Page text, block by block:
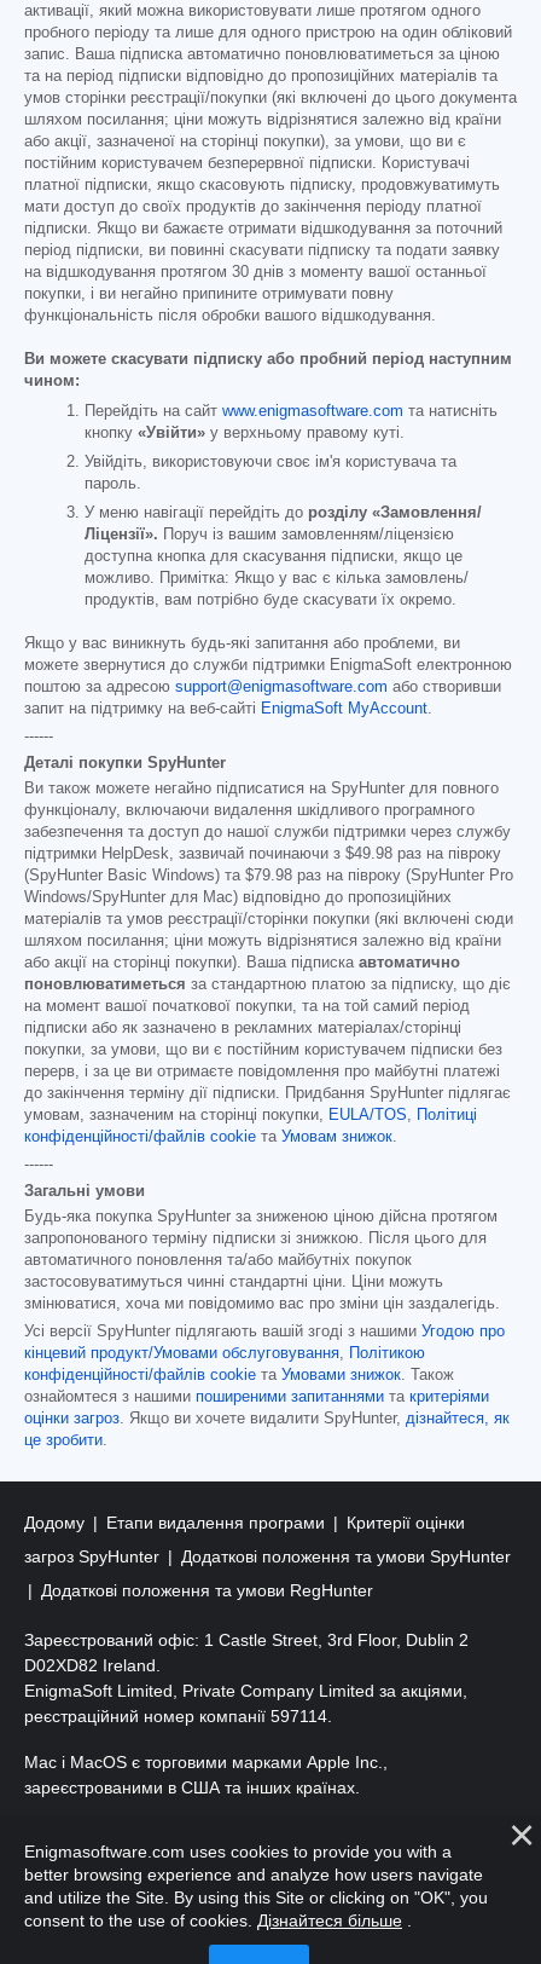
активації, який можна використовувати лише протягом одного
пробного періоду та лише для одного пристрою на один обліковий
запис. Ваша підписка автоматично поновлюватиметься за ціною
та на період підписки відповідно до пропозиційних матеріалів та
умов сторінки реєстрації/покупки (які включені до цього документа
шляхом посилання; ціни можуть відрізнятися залежно від країни
або акції, зазначеної на сторінці покупки), за умови, що ви є
постійним користувачем безперервної підписки. Користувачі
платної підписки, якщо скасовують підписку, продовжуватимуть
мати доступ до своїх продуктів до закінчення періоду платної
підписки. Якщо ви бажаєте отримати відшкодування за поточний
період підписки, ви повинні скасувати підписку та подати заявку
на відшкодування протягом 30 днів з моменту вашої останньої
покупки, і ви негайно припините отримувати повну
функціональність після обробки вашого відшкодування.
Ви можете скасувати підписку або пробний період наступним
чином:
Перейдіть на сайт www.enigmasoftware.com та натисніть
кнопку «Увійти» у верхньому правому куті.
Увійдіть, використовуючи своє ім'я користувача та
пароль.
У меню навігації перейдіть до розділу «Замовлення/
Ліцензії». Поруч із вашим замовленням/ліцензією
доступна кнопка для скасування підписки, якщо це
можливо. Примітка: Якщо у вас є кілька замовлень/
продуктів, вам потрібно буде скасувати їх окремо.
Якщо у вас виникнуть будь-які запитання або проблеми, ви
можете звернутися до служби підтримки EnigmaSoft електронною
поштою за адресою support@enigmasoftware.com або створивши
запит на підтримку на веб-сайті EnigmaSoft MyAccount.
------
Деталі покупки SpyHunter
Ви також можете негайно підписатися на SpyHunter для повного
функціоналу, включаючи видалення шкідливого програмного
забезпечення та доступ до нашої служби підтримки через службу
підтримки HelpDesk, зазвичай починаючи з $49.98 раз на півроку
(SpyHunter Basic Windows) та $79.98 раз на півроку (SpyHunter Pro
Windows/SpyHunter для Mac) відповідно до пропозиційних
матеріалів та умов реєстрації/сторінки покупки (які включені сюди
шляхом посилання; ціни можуть відрізнятися залежно від країни
або акції на сторінці покупки). Ваша підписка автоматично
поновлюватиметься за стандартною платою за підписку, що діє
на момент вашої початкової покупки, та на той самий період
підписки або як зазначено в рекламних матеріалах/сторінці
покупки, за умови, що ви є постійним користувачем підписки без
перерв, і за це ви отримаєте повідомлення про майбутні платежі
до закінчення терміну дії підписки. Придбання SpyHunter підлягає
умовам, зазначеним на сторінці покупки, EULA/TOS,
Політиці
конфіденційності/файлів cookie та Умовам знижок.
------
Загальні умови
Будь-яка покупка SpyHunter за зниженою ціною дійсна протягом
запропонованого терміну підписки зі знижкою. Після цього для
автоматичного поновлення та/або майбутніх покупок
застосовуватимуться чинні стандартні ціни. Ціни можуть
змінюватися, хоча ми повідомимо вас про зміни цін заздалегідь.
Усі версії SpyHunter підлягають вашій згоді з нашими Угодою про
кінцевий продукт/Умовами обслуговування,
Політикою
конфіденційності/файлів cookie та Умовами знижок. Також
ознайомтеся з нашими поширеними запитаннями та критеріями
оцінки загроз. Якщо ви хочете видалити SpyHunter, дізнайтеся, як
це зробити.
Додому Етапи видалення програми
Критерії оцінки
загроз SpyHunter
Додаткові положення та умови SpyHunter
Додаткові положення та умови RegHunter
Зареєстрований офіс: 1 Castle Street, 3rd Floor, Dublin 2
D02XD82 Ireland.
EnigmaSoft Limited, Private Company Limited за акціями,
реєстраційний номер компанії 597114.
Mac і MacOS є торговими марками Apple Inc.,
зареєстрованими в США та інших країнах.
захищено.
Enigmasoftware.com uses cookies to provide you with a
better browsing experience and analyze how users navigate
and utilize the Site. By using this Site or clicking on "OK", you
consent to the use of cookies. Дізнайтеся більше